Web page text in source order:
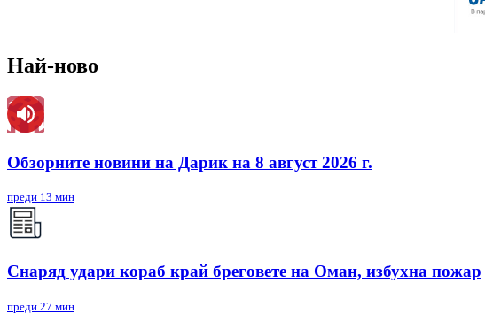
Най-ново
Обзорните новини на Дарик на 8 август 2026 г.
преди 13 мин
Снаряд удари кораб край бреговете на Оман, избухна пожар
преди 27 мин